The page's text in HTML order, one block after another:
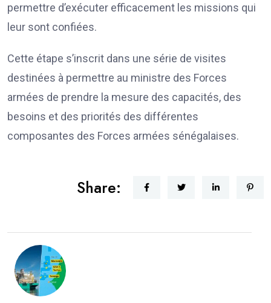
permettre d’exécuter efficacement les missions qui
leur sont confiées.
Cette étape s’inscrit dans une série de visites
destinées à permettre au ministre des Forces
armées de prendre la mesure des capacités, des
besoins et des priorités des différentes
composantes des Forces armées sénégalaises.
Share: